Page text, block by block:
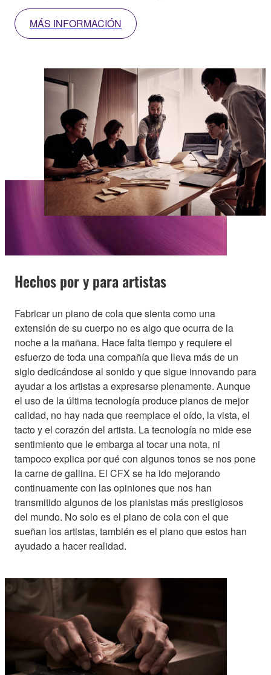
MÁS INFORMACIÓN
Hechos por y para artistas
Fabricar un piano de cola que sienta como una
extensión de su cuerpo no es algo que ocurra de la
noche a la mañana. Hace falta tiempo y requiere el
esfuerzo de toda una compañía que lleva más de un
siglo dedicándose al sonido y que sigue innovando para
ayudar a los artistas a expresarse plenamente. Aunque
el uso de la última tecnología produce pianos de mejor
calidad, no hay nada que reemplace el oído, la vista, el
tacto y el corazón del artista. La tecnología no mide ese
sentimiento que le embarga al tocar una nota, ni
tampoco explica por qué con algunos tonos se nos pone
la carne de gallina. El CFX se ha ido mejorando
continuamente con las opiniones que nos han
transmitido algunos de los pianistas más prestigiosos
del mundo. No solo es el piano de cola con el que
sueñan los artistas, también es el piano que estos han
ayudado a hacer realidad.